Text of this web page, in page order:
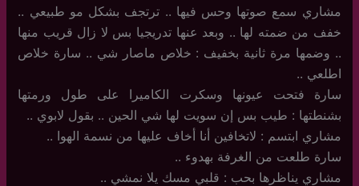
مشاري سمع صوتها وحس فيها .. ترتجف بشكل مو طبيعي ..
خفف من ضمته لها .. وبعد عنها تدريجيا بس لا زال قريب منها
.. وضمها مرة ثانية بخفيف : خلاص ماصار شي .. سارة خلاص
اطلعي ..
سارة فتحت عيونها وسكرت الكاميرا على طول ورمتها
بشنطتها : طيب بس إن سويت لها شي الحين .. بقول لابوي ..
مشاري ابتسم : لاتخافين أنا أخاف عليها من نسمة الهوا ..
سارة طلعت من الغرفة بهدوء ..
مشاري يناظرها بحب : قلبي مسك يلا نمشي ..